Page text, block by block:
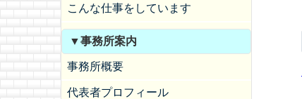
こんな仕事をしています
▼事務所案内
事務所概要
代表者プロフィール